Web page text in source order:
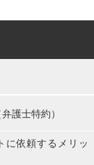
護士特約）
に依頼するメリッ